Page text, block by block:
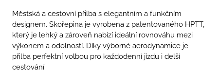
Městská a cestovní přilba s elegantním a funkčním
designem. Skořepina je vyrobena z patentovaného HPTT,
který je lehký a zároveň nabízí ideální rovnováhu mezi
výkonem a odolností. Díky výborné aerodynamice je
přilba perfektní volbou pro každodenní jízdu i delší
cestování.